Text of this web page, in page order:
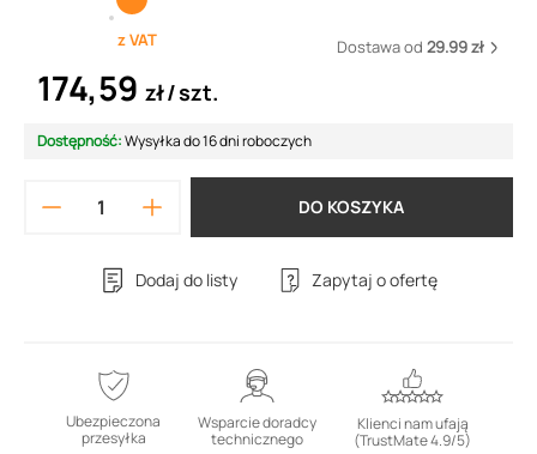
z VAT Dostawa od 29.99 zł
174,59 zł szt.
Dostępność:Wysyłka do 16 dni roboczych
DO KOSZYKA
Dodaj do listy Zapytaj o ofertę
Ubezpieczona
przesyłka
Wsparcie doradcy
technicznego
Klienci nam ufają
(TrustMate 4.9/5)